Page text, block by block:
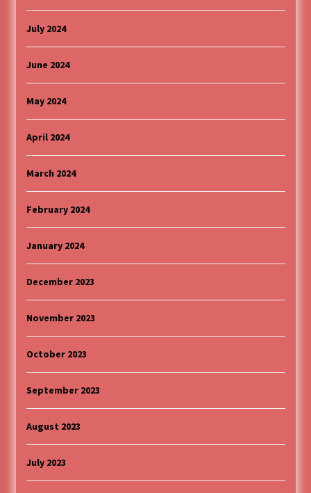
July 2024
June 2024
May 2024
April 2024
March 2024
February 2024
January 2024
December 2023
November 2023
October 2023
September 2023
August 2023
July 2023